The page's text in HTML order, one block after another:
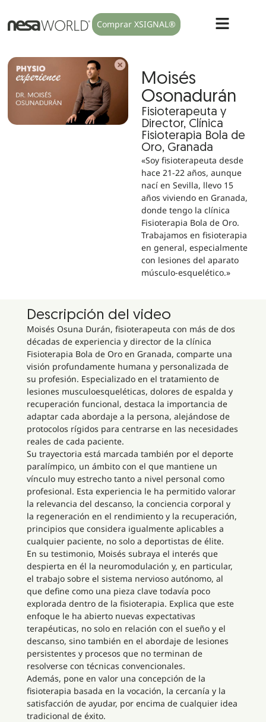
Comprar XSIGNAL®
Moisés
Osonadurán
Fisioterapeuta y
Director, Clínica
Fisioterapia Bola de
Oro, Granada
«Soy fisioterapeuta desde
hace 21-22 años, aunque
nací en Sevilla, llevo 15
años viviendo en Granada,
donde tengo la clínica
Fisioterapia Bola de Oro.
Trabajamos en fisioterapia
en general, especialmente
con lesiones del aparato
músculo-esquelético.»
Descripción del video
Moisés Osuna Durán, fisioterapeuta con más de dos
décadas de experiencia y director de la clínica
Fisioterapia Bola de Oro en Granada, comparte una
visión profundamente humana y personalizada de
su profesión. Especializado en el tratamiento de
lesiones musculoesqueléticas, dolores de espalda y
recuperación funcional, destaca la importancia de
adaptar cada abordaje a la persona, alejándose de
protocolos rígidos para centrarse en las necesidades
reales de cada paciente.
Su trayectoria está marcada también por el deporte
paralímpico, un ámbito con el que mantiene un
vínculo muy estrecho tanto a nivel personal como
profesional. Esta experiencia le ha permitido valorar
la relevancia del descanso, la conciencia corporal y
la regeneración en el rendimiento y la recuperación,
principios que considera igualmente aplicables a
cualquier paciente, no solo a deportistas de élite.
En su testimonio, Moisés subraya el interés que
despierta en él la neuromodulación y, en particular,
el trabajo sobre el sistema nervioso autónomo, al
que define como una pieza clave todavía poco
explorada dentro de la fisioterapia. Explica que este
enfoque le ha abierto nuevas expectativas
terapéuticas, no solo en relación con el sueño y el
descanso, sino también en el abordaje de lesiones
persistentes y procesos que no terminan de
resolverse con técnicas convencionales.
Además, pone en valor una concepción de la
fisioterapia basada en la vocación, la cercanía y la
satisfacción de ayudar, por encima de cualquier idea
tradicional de éxito.